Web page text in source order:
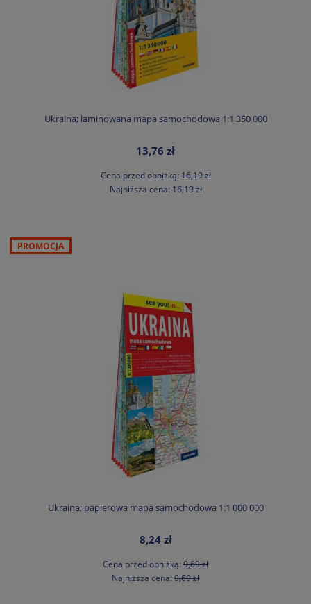
Ukraina; laminowana mapa samochodowa 1:1 350 000
13,76 zł
Cena przed obniżką:16,19 zł
Najniższa cena:16,19 zł
Ukraina; papierowa mapa samochodowa 1:1 000 000
8,24 zł
Cena przed obniżką: 9,69 zł
Najniższa cena: 9,69 zł
PROMOCJA